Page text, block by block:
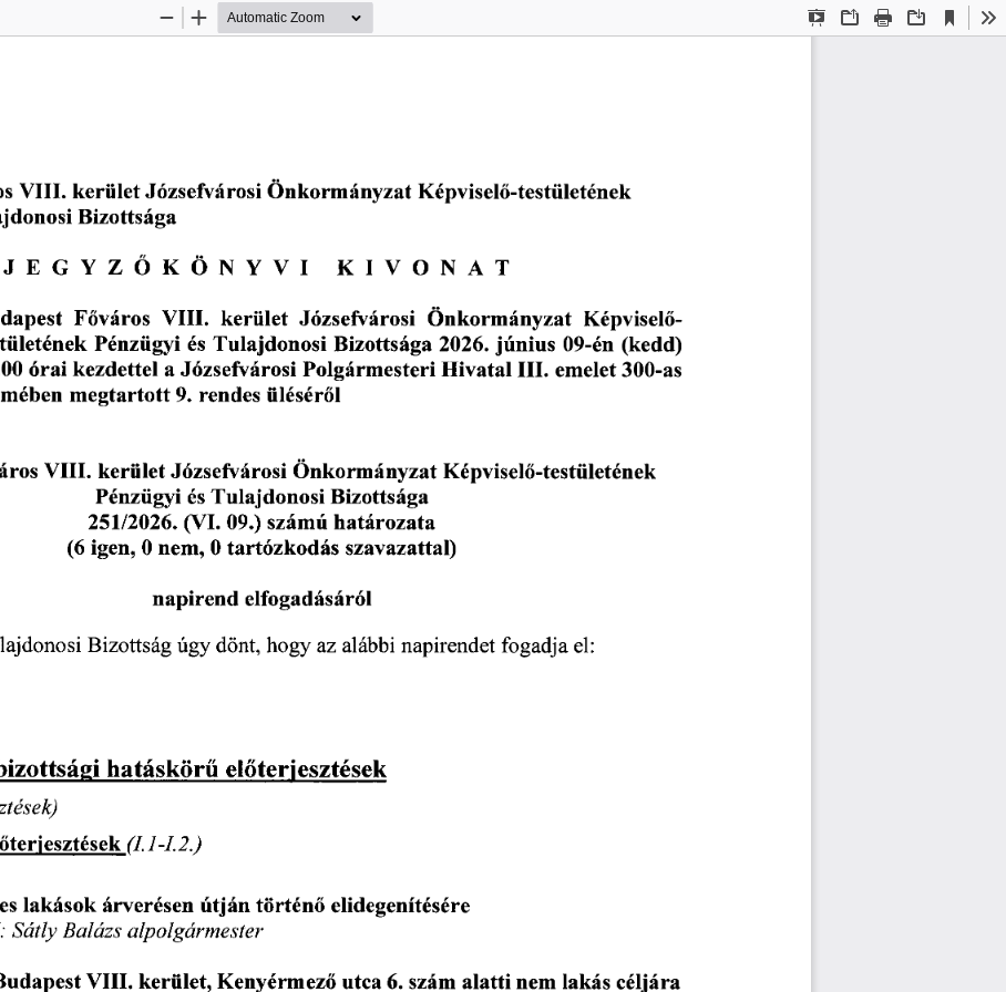
Presentation
OpenPrint Download
Current
View
Zoom
Zoom
VIII. kerület Józsefvárosi Önkormányzat Képviselő-testületének
Bizottsága
JEGYZŐKÖNYVI KIVONAT
Főváros VIII. kerület Józsefvárosi Önkormányzat Képviselő
Pénzügyi és Tulajdonosi Bizottsága 2026. június 09-én (kedd)
órai kezdettel a Józsefvárosi Polgármesteri Hivatal III. emelet 300-as
megtartott 9. rendes üléséről
VIII. kerület Józsefvárosi Önkormányzat Képviselő-testületének
Pénzügyi és Tulajdonosi Bizottsága
251/2026. (VI. 09.) számú határozata
(6 igen, 0 nem, 0 tartózkodás szavazattal)
napirend elfogadásáról
Bizottság úgy dönt, hogy az alábbi napirendet fogadja el:
hatáskörű előterjesztések
(1.1-1.2.)
lakások árverésen útján történő elidegenítésére
Sátly Balázs alpolgármester
VIII. kerület, Kenyérmező utca 6. szám alatti nem lakás céljára